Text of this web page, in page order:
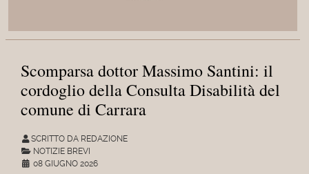
Scomparsa dottor Massimo Santini: il
cordoglio della Consulta Disabilità del
comune di Carrara
SCRITTO DA REDAZIONE
NOTIZIE BREVI
08 GIUGNO 2026